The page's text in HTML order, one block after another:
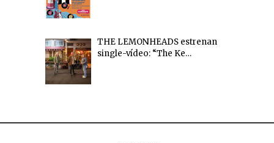
THE LEMONHEADS estrenan
single-vídeo: “The Ke…